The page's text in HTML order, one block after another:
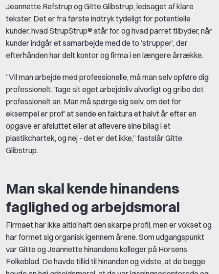
Jeannette Refstrup og Gitte Glibstrup, ledsaget af klare
tekster. Det er fra første indtryk tydeligt for potentielle
kunder, hvad StrupStrup® står for, og hvad parret tilbyder, når
kunder indgår et samarbejde med de to ’strupper’, der
efterhånden har delt kontor og firma i en længere årrække.
”Vil man arbejde med professionelle, må man selv opføre dig
professionelt. Tage sit eget arbejdsliv alvorligt og gribe det
professionelt an. Man må spørge sig selv, om det for
eksempel er prof’ at sende en faktura et halvt år efter en
opgave er afsluttet eller at aflevere sine bilag i et
plastikchartek, og nej - det er det ikke,” fastslår Gitte
Glibstrup.
Man skal kende hinandens
faglighed og arbejdsmoral
Firmaet har ikke altid haft den skarpe profil, men er vokset og
har formet sig organisk igennem årene. Som udgangspunkt
var Gitte og Jeannette hinandens kolleger på Horsens
Folkeblad. De havde tillid til hinanden og vidste, at de begge